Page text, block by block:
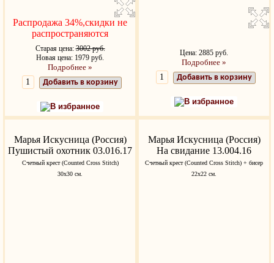
Распродажа 34%,скидки не
распространяются
Старая цена:3002 руб.
Новая цена: 1979 руб.
Подробнее »
Добавить в корзину
В избранное
Цена: 2885 руб.
Подробнее »
Добавить в корзину
В избранное
Марья Искусница (Россия)
Пушистый охотник 03.016.17
Счетный крест (Counted Cross Stitch)
30x30 см.
Марья Искусница (Россия)
На свидание 13.004.16
Счетный крест (Counted Cross Stitch) + бисер
22x22 см.